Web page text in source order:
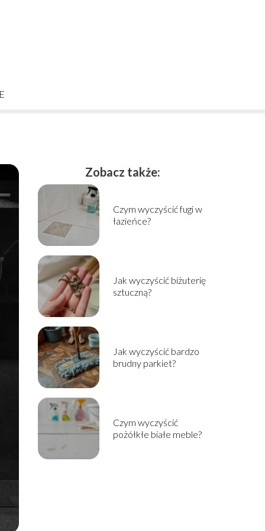
Zobacz także:
Czym wyczyścić fugi w
łazieńce?
Jak wyczyścić biżuterię
sztuczną?
Jak wyczyścić bardzo
brudny parkiet?
Czym wyczyścić
pożółkłe białe meble?